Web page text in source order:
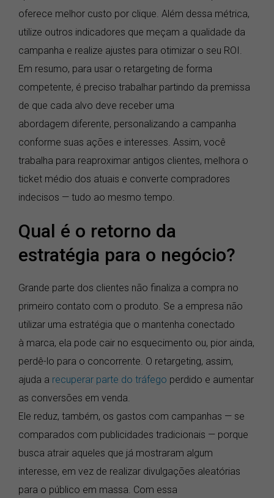
oferece melhor custo por clique. Além dessa métrica,
utilize outros indicadores que meçam a qualidade da
campanha e realize ajustes para otimizar o seu ROI.
Em resumo, para usar o retargeting de forma
competente, é preciso trabalhar partindo da premissa
de que cada alvo deve receber uma
abordagem diferente, personalizando a campanha
conforme suas ações e interesses. Assim, você
trabalha para reaproximar antigos clientes, melhora o
ticket médio dos atuais e converte compradores
indecisos — tudo ao mesmo tempo.
Qual é o retorno da
estratégia para o negócio?
Grande parte dos clientes não finaliza a compra no
primeiro contato com o produto. Se a empresa não
utilizar uma estratégia que o mantenha conectado
à marca, ela pode cair no esquecimento ou, pior ainda,
perdê-lo para o concorrente. O retargeting, assim,
ajuda a recuperar parte do tráfego perdido e aumentar
as conversões em venda.
Ele reduz, também, os gastos com campanhas — se
comparados com publicidades tradicionais — porque
busca atrair aqueles que já mostraram algum
interesse, em vez de realizar divulgações aleatórias
para o público em massa. Com essa